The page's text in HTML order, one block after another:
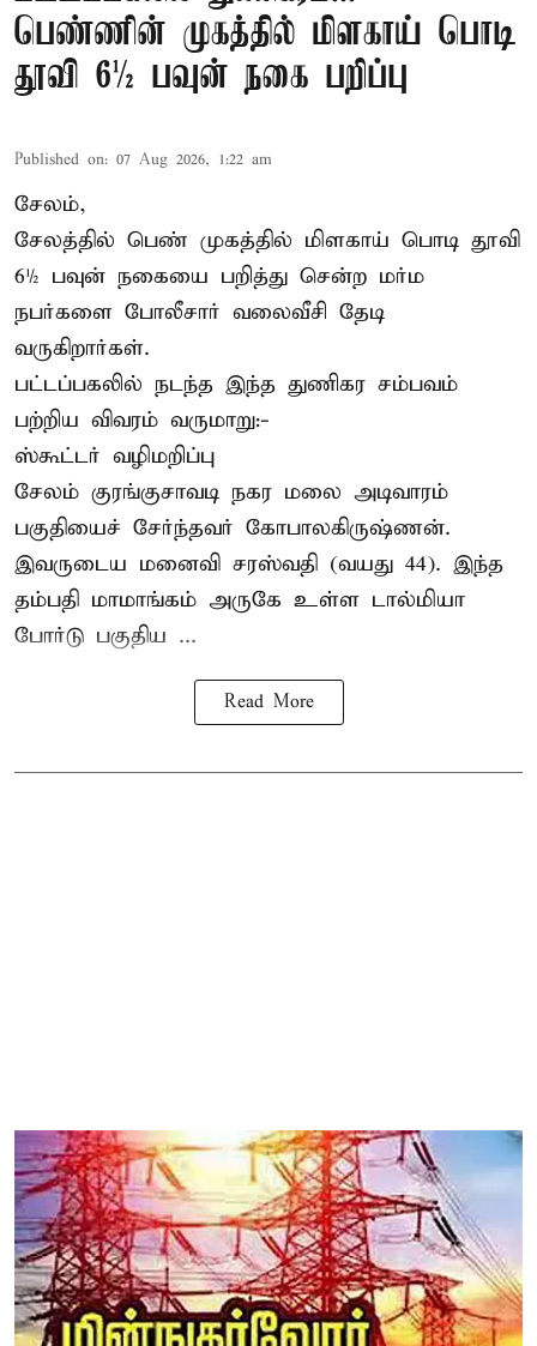
பெண்ணின் முகத்தில் மிளகாய் பொடி
தூவி 6½ பவுன் நகை பறிப்பு
Published on: 07 Aug 2026, 1:22 am
சேலம்,
சேலத்தில் பெண் முகத்தில் மிளகாய் பொடி தூவி
6½ பவுன் நகையை பறித்து சென்ற மர்ம
நபர்களை போலீசார் வலைவீசி தேடி
வருகிறார்கள்.
பட்டப்பகலில் நடந்த இந்த துணிகர சம்பவம்
பற்றிய விவரம் வருமாறு:-
ஸ்கூட்டர் வழிமறிப்பு
சேலம் குரங்குசாவடி நகர மலை அடிவாரம்
பகுதியைச் சேர்ந்தவர் கோபாலகிருஷ்ணன்.
இவருடைய மனைவி சரஸ்வதி (வயது 44). இந்த
தம்பதி மாமாங்கம் அருகே உள்ள டால்மியா
போர்டு பகுதிய ...
Read More